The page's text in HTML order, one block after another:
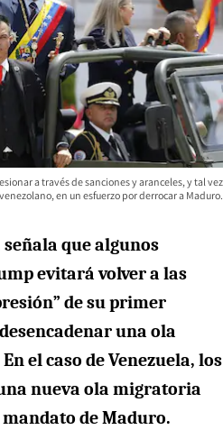
a través de sanciones y aranceles, y tal vez
en un esfuerzo por derrocar a Maduro.
que algunos
evitará volver a las
de su primer
una ola
el caso de Venezuela, los
nueva ola migratoria
de Maduro.